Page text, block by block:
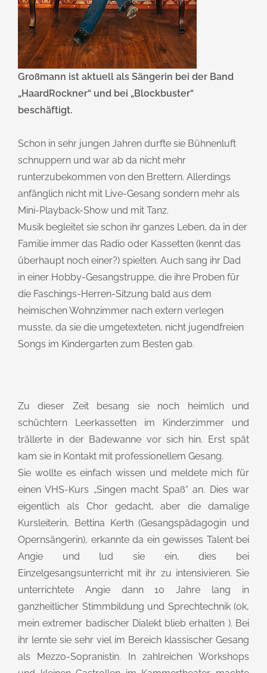
Großmann ist aktuell als Sängerin bei der Band
„HaardRockner“ und bei „Blockbuster“
beschäftigt.
Schon in sehr jungen Jahren durfte sie Bühnenluft
schnuppern und war ab da nicht mehr
runterzubekommen von den Brettern. Allerdings
anfänglich nicht mit Live-Gesang sondern mehr als
Mini-Playback-Show und mit Tanz.
Musik begleitet sie schon ihr ganzes Leben, da in der
Familie immer das Radio oder Kassetten (kennt das
überhaupt noch einer?) spielten. Auch sang ihr Dad
in einer Hobby-Gesangstruppe, die ihre Proben für
die Faschings-Herren-Sitzung bald aus dem
heimischen Wohnzimmer nach extern verlegen
musste, da sie die umgetexteten, nicht jugendfreien
Songs im Kindergarten zum Besten gab.
Zu dieser Zeit besang sie noch heimlich und
schüchtern Leerkassetten im Kinderzimmer und
trällerte in der Badewanne vor sich hin. Erst spät
kam sie in Kontakt mit professionellem Gesang.
Sie wollte es einfach wissen und meldete mich für
einen VHS-Kurs „Singen macht Spaß“ an. Dies war
eigentlich als Chor gedacht, aber die damalige
Kursleiterin, Bettina Kerth (Gesangspädagogin und
Opernsängerin), erkannte da ein gewisses Talent bei
Angie und lud sie ein, dies bei
Einzelgesangsunterricht mit ihr zu intensivieren. Sie
unterrichtete Angie dann 10 Jahre lang in
ganzheitlicher Stimmbildung und Sprechtechnik (ok,
mein extremer badischer Dialekt blieb erhalten ). Bei
ihr lernte sie sehr viel im Bereich klassischer Gesang
als Mezzo-Sopranistin. In zahlreichen Workshops